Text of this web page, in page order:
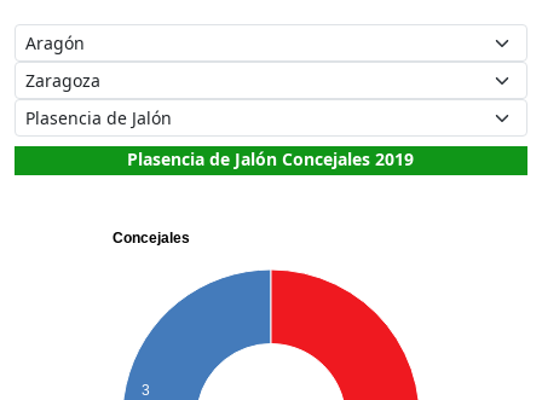
Plasencia de Jalón Concejales 2019
Concejales
3